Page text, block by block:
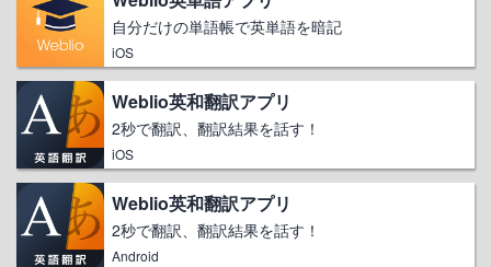
自分だけの単語帳で英単語を暗記
iOS
Weblio英和翻訳アプリ
2秒で翻訳、翻訳結果を話す！
iOS
Weblio英和翻訳アプリ
2秒で翻訳、翻訳結果を話す！
Android